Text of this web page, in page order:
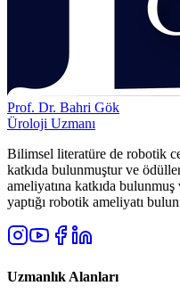
Prof. Dr. Bahri Gök
Üroloji Uzmanı
Bilimsel literatüre de robotik
katkıda bulunmuştur ve
ameliyatına katkıda
yaptığı robotik ameliyatı
Uzmanlık Alanları